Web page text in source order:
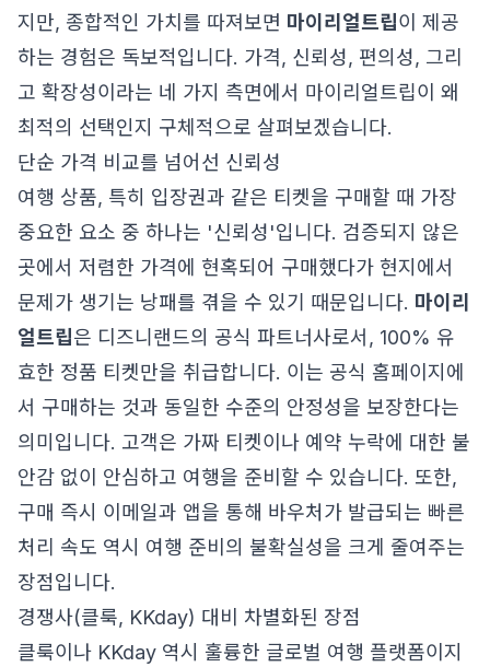
지만, 종합적인 가치를 따져보면 마이리얼트립이 제공
하는 경험은 독보적입니다. 가격, 신뢰성, 편의성, 그리
고 확장성이라는 네 가지 측면에서 마이리얼트립이 왜
최적의 선택인지 구체적으로 살펴보겠습니다.
단순 가격 비교를 넘어선 신뢰성
여행 상품, 특히 입장권과 같은 티켓을 구매할 때 가장
중요한 요소 중 하나는 '신뢰성'입니다. 검증되지 않은
곳에서 저렴한 가격에 현혹되어 구매했다가 현지에서
문제가 생기는 낭패를 겪을 수 있기 때문입니다. 마이리
얼트립은 디즈니랜드의 공식 파트너사로서, 100% 유
효한 정품 티켓만을 취급합니다. 이는 공식 홈페이지에
서 구매하는 것과 동일한 수준의 안정성을 보장한다는
의미입니다. 고객은 가짜 티켓이나 예약 누락에 대한 불
안감 없이 안심하고 여행을 준비할 수 있습니다. 또한,
구매 즉시 이메일과 앱을 통해 바우처가 발급되는 빠른
처리 속도 역시 여행 준비의 불확실성을 크게 줄여주는
장점입니다.
경쟁사(클룩, KKday) 대비 차별화된 장점
클룩이나 KKday 역시 훌륭한 글로벌 여행 플랫폼이지